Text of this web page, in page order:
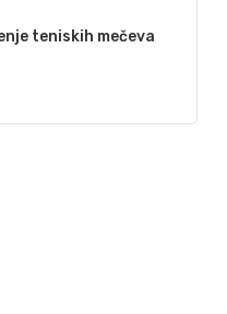
teniskih mečeva